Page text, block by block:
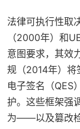
法律可执行性取
（2000年）和
意图要求，其效
规（2014年）将
电子签名（QES
护。这些框架强
为——以及篡改检